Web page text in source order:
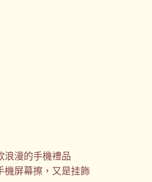
浪漫的手機禮品
機屏幕擦，又是挂飾